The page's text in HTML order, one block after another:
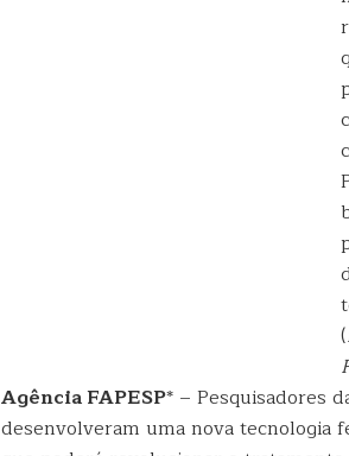
(
Agência FAPESP* – Pesquisadores
desenvolveram uma nova tecnologia